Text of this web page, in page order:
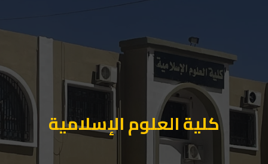
كلية العلوم الإسلامية